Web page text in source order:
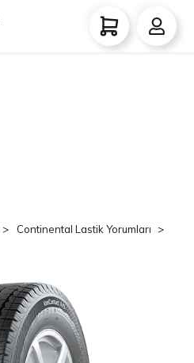
Continental Lastik Yorumları